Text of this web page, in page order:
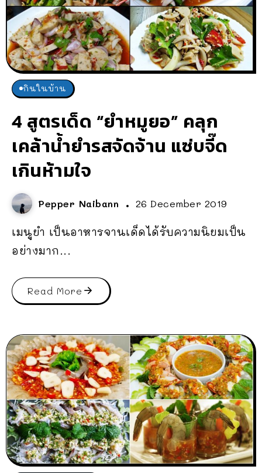
กินในบ้าน
4 สูตรเด็ด “ยำหมูยอ” คลุก
เคล้าน้ำยำรสจัดจ้าน แซ่บจี๊ด
เกินห้ามใจ
Pepper Naibann 26 December 2019
เมนูยำ เป็นอาหารจานเด็ดได้รับความนิยมเป็น
อย่างมาก...
Read More